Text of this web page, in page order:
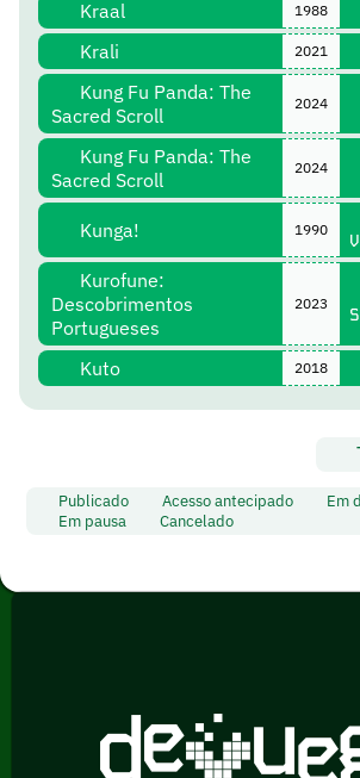
Kraal 1988
Krali 2021
Kung Fu Panda: The
Sacred Scroll
2024
Kung Fu Panda: The
Sacred Scroll
2024
Kunga! 1990
Kurofune:
Descobrimentos
Portugueses
2023
Kuto 2018
Publicado Acesso antecipado
Em
Em pausa
Cancelado